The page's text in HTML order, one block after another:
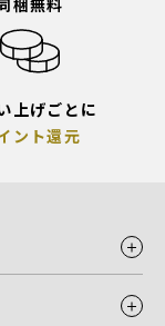
梱無料
上げごとに
ント還元